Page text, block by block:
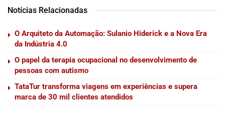
Notícias Relacionadas
O Arquiteto da Automação: Sulanio Hiderick e a Nova Era
da Indústria 4.0
O papel da terapia ocupacional no desenvolvimento de
pessoas com autismo
TataTur transforma viagens em experiências e supera
marca de 30 mil clientes atendidos